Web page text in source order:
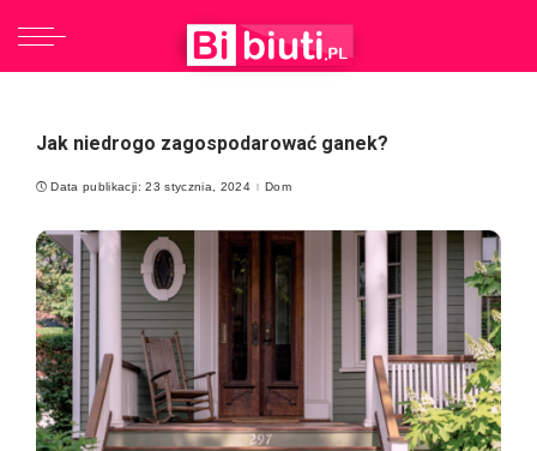
Jak niedrogo zagospodarować ganek?
Data publikacji: 23 stycznia, 2024 Dom